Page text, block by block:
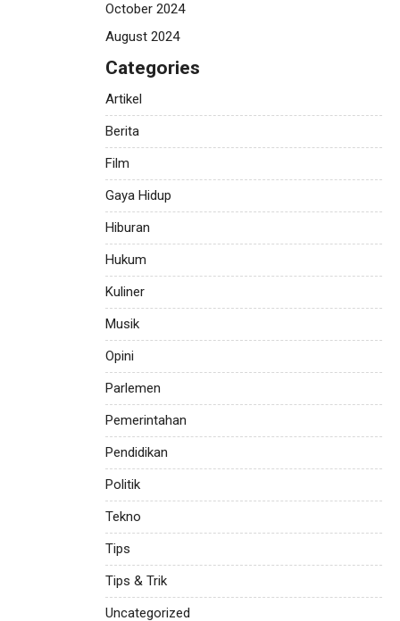
October 2024
August 2024
Categories
Artikel
Berita
Film
Gaya Hidup
Hiburan
Hukum
Kuliner
Musik
Opini
Parlemen
Pemerintahan
Pendidikan
Politik
Tekno
Tips
Tips & Trik
Uncategorized